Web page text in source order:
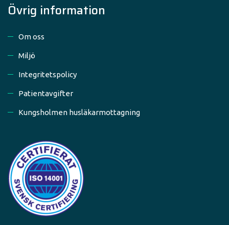
Övrig information
Om oss
Miljö
Integritetspolicy
Patientavgifter
Kungsholmen husläkarmottagning